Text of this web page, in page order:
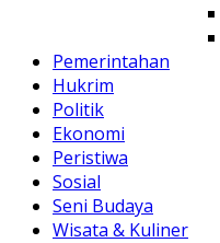
Pemerintahan
Hukrim
Politik
Ekonomi
Peristiwa
Sosial
Seni Budaya
Wisata & Kuliner